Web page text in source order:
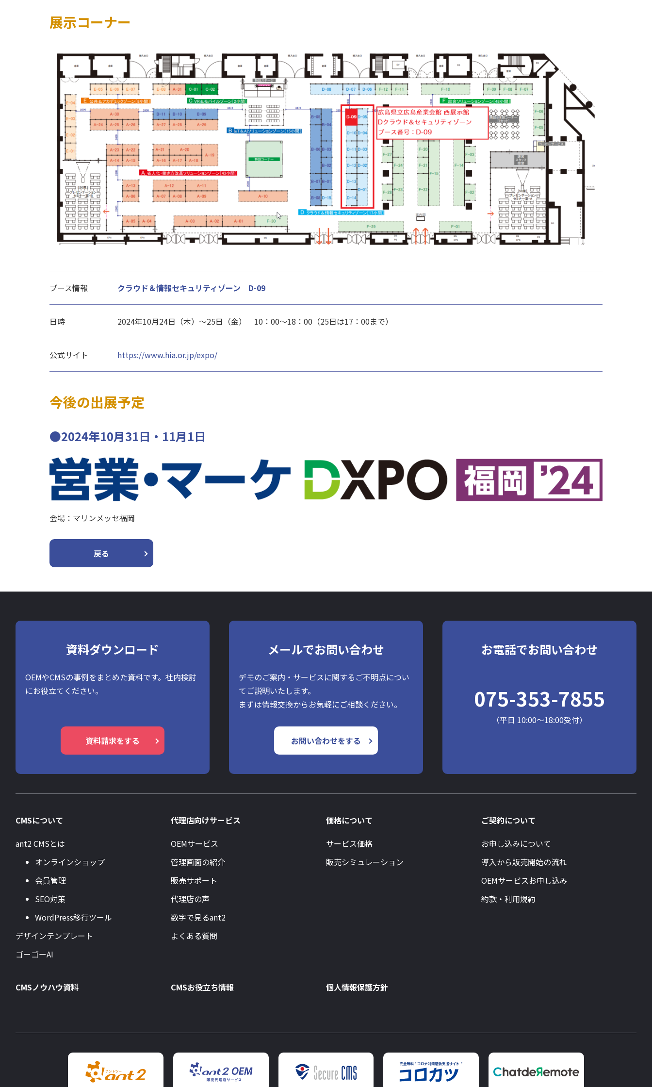
展示コーナー
ブース情報 クラウド＆情報セキュリティゾーン D-09
日時 2024年10月24日（木）～25日（金） 10：00～18：00（25日は17：00まで）
公式サイト https://www.hia.or.jp/expo/
今後の出展予定
●2024年10月31日・11月1日
会場：マリンメッセ福岡
戻る
資料ダウンロード
OEMやCMSの事例をまとめた資料です。社内検討
にお役立てください。
資料請求をする
メールでお問い合わせ
デモのご案内・サービスに関するご不明点につい
てご説明いたします。
まずは情報交換からお気軽にご相談ください。
お問い合わせをする
お電話でお問い合わせ
075-353-7855
（平日 10:00～18:00受付）
CMSについて
ant2 CMSとは
オンラインショップ
会員管理
SEO対策
WordPress移行ツール
デザインテンプレート
ゴーゴーAI
代理店向けサービス
OEMサービス
管理画面の紹介
販売サポート
代理店の声
数字で見るant2
よくある質問
価格について
サービス価格
販売シミュレーション
ご契約について
お申し込みについて
導入から販売開始の流れ
OEMサービスお申し込み
約款・利用規約
CMSノウハウ資料 CMSお役立ち情報 個人情報保護方針